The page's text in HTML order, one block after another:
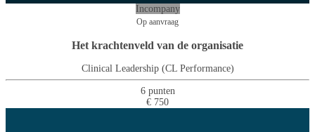
Incompany
Op aanvraag
Het krachtenveld van de organisatie
Clinical Leadership (CL Performance)
6 punten
€ 750